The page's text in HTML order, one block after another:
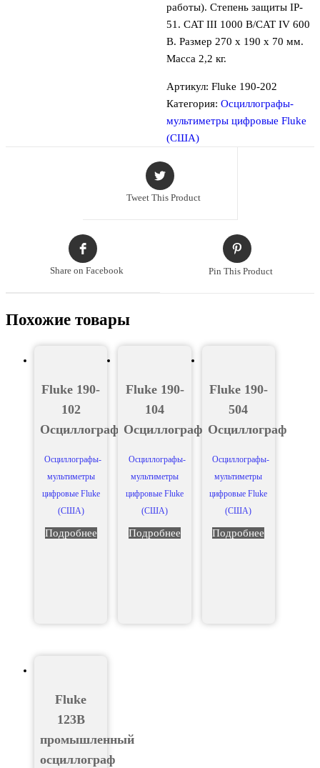
работы). Степень защиты IP-
51. CAT III 1000 В/CAT IV 600
В. Размер 270 x 190 x 70 мм.
Масса 2,2 кг.
Артикул: Fluke 190-202
Категория: Осциллографы-
мультиметры цифровые Fluke
(США)
Tweet This Product
Share on Facebook Pin This Product
Похожие товары
Fluke 190-
102
Осциллограф
Осциллографы-
мультиметры
цифровые Fluke
(США)
Подробнее
Fluke 190-
104
Осциллограф
Осциллографы-
мультиметры
цифровые Fluke
(США)
Подробнее
Fluke 190-
504
Осциллограф
Осциллографы-
мультиметры
цифровые Fluke
(США)
Подробнее
Fluke
123B
промышленный
осциллограф